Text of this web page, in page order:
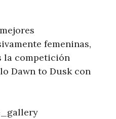
femeninas,
la competición
Dawn to Dusk con